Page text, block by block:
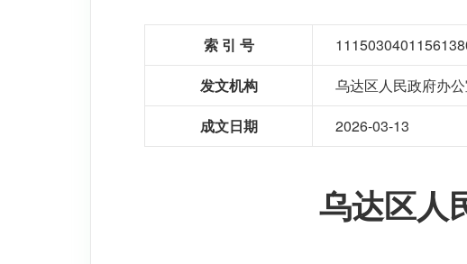
索 引 号
发文机构
乌达区人民政府办
成文日期
2026-03-13
乌达区人